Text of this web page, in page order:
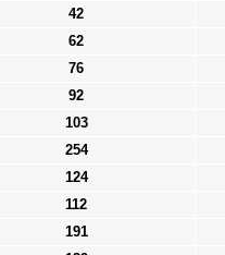
42
62
76
92
103
254
124
112
191